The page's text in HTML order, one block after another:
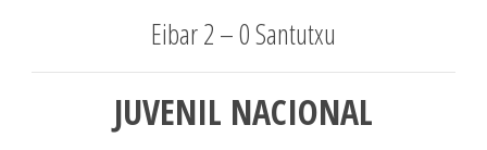
Eibar 2 – 0 Santutxu
JUVENIL NACIONAL